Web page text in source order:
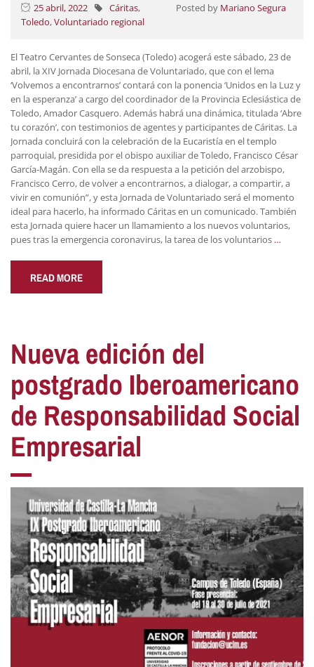
25 abril, 2022 Posted by Mariano Segura
Cáritas,
Toledo,Voluntariado regional
El Teatro Cervantes de Sonseca (Toledo) acogerá este sábado, 23 de
abril, la XIV Jornada Diocesana de Voluntariado, que con el lema
‘Volvemos a encontrarnos’ contará con la ponencia ‘Unidos en la Luz y
en la esperanza’ a cargo del coordinador de la Provincia Eclesiástica de
Toledo, Amador Casquero. Además habrá una dinámica, titulada ‘Abre
tu corazón’, con testimonios de agentes y participantes de Cáritas. La
Jornada concluirá con la celebración de la Eucaristía en el templo
parroquial, presidida por el obispo auxiliar de Toledo, Francisco César
García-Magán. Con ella se da respuesta a la petición del arzobispo,
Francisco Cerro, de volver a encontrarnos, a dialogar, a compartir, a
vivir en comunión”, y esta Jornada de Voluntariado será el momento
ideal para hacerlo, ha informado Cáritas en un comunicado. También
esta Jornada quiere hacer un llamamiento a los nuevos voluntarios,
pues tras la emergencia coronavirus, la tarea de los voluntarios …
READ MORE
Nueva edición del
postgrado Iberoamericano
de Responsabilidad Social
Empresarial